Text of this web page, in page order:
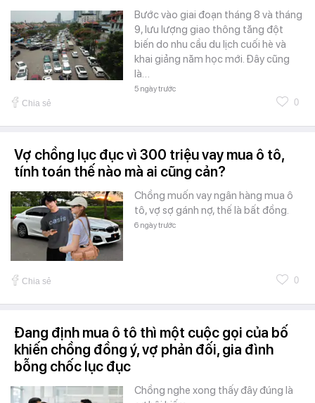
Bước vào giai đoạn tháng 8 và tháng
9, lưu lượng giao thông tăng đột
biến do nhu cầu du lịch cuối hè và
khai giảng năm học mới. Đây cũng
là…
5 ngày trước
Chia sẻ 0
Vợ chồng lục đục vì 300 triệu vay mua ô tô,
tính toán thế nào mà ai cũng cản?
Chồng muốn vay ngân hàng mua ô
tô, vợ sợ gánh nợ, thế là bất đồng.
6 ngày trước
Chia sẻ 0
Đang định mua ô tô thì một cuộc gọi của bố
khiến chồng đồng ý, vợ phản đối, gia đình
bỗng chốc lục đục
Chồng nghe xong thấy đây đúng là